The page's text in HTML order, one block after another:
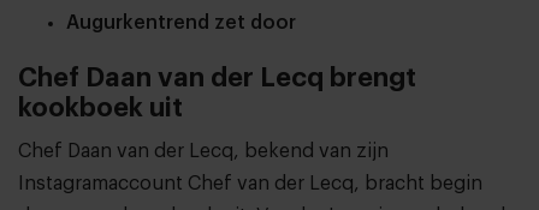
Augurkentrend zet door
Chef Daan van der Lecq brengt
kookboek uit
Chef Daan van der Lecq, bekend van zijn
Instagramaccount Chef van der Lecq, bracht begin